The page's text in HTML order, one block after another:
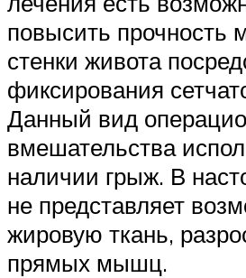
повысить прочность
стенки живота
фиксирования
Данный вид
вмешательства
наличии грыж. В
не представляет
жировую ткань,
прямых мышц.